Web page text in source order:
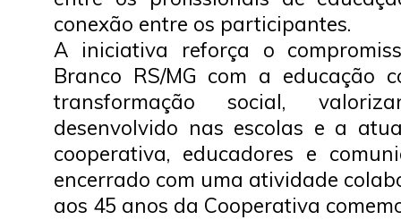
conexão entre os participantes.
A iniciativa reforça o
Branco RS/MG com a educação
transformação social,
desenvolvido nas escolas e a
cooperativa, educadores e
encerrado com uma atividade
aos 45 anos da Cooperativa